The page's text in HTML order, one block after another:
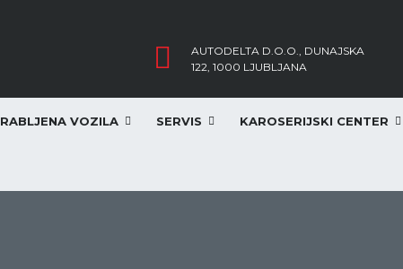
AUTODELTA D.O.O., DUNAJSKA
122, 1000 LJUBLJANA
RABLJENA VOZILA SERVIS KAROSERIJSKI CENTER